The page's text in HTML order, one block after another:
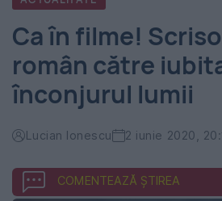
România
-
Evenimentul
Zilei
Ca în filme!
român către
înconjurul lumii
Lucian Ionescu 2 iunie 2020,
COMENTEAZĂ ȘTIREA